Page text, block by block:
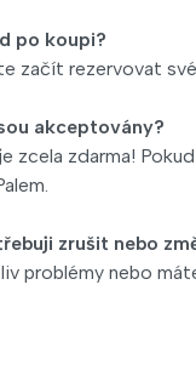
po koupi?
začít rezervovat
akceptovány?
zcela zdarma!
zrušit nebo
problémy nebo